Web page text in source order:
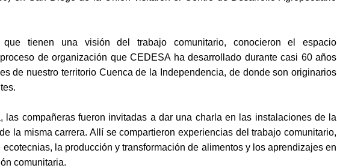
que tienen una visión del trabajo comunitario, conocieron el espacio
de organización que CEDESA ha desarrollado durante casi 60 años
de nuestro territorio Cuenca de la Independencia, de donde son originarios
las compañeras fueron invitadas a dar una charla en las instalaciones de la
la misma carrera. Allí se compartieron experiencias del trabajo comunitario,
ecotecnias, la producción y transformación de alimentos y los aprendizajes en
comunitaria.